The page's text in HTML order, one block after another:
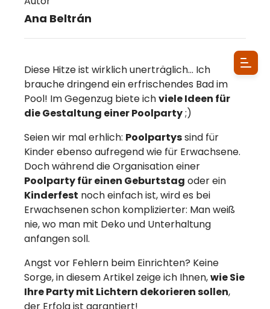
Ana Beltrán
Diese Hitze ist wirklich unerträglich... Ich
brauche dringend ein erfrischendes Bad im
Pool! Im Gegenzug biete ichviele Ideen für
die Gestaltung einer Poolparty;)
Seien wir mal erhlich: Poolpartyssind für
Kinder ebenso aufregend wie für Erwachsene.
Doch während die Organisation einer
Poolparty für einen Geburtstag oder ein
Kinderfest noch einfach ist, wird es bei
Erwachsenen schon komplizierter: Man weiß
nie, wo man mit Deko und Unterhaltung
anfangen soll.
Angst vor Fehlern beim Einrichten? Keine
Sorge, in diesem Artikel zeige ich Ihnen,wie Sie
Ihre Party mit Lichtern dekorieren sollen,